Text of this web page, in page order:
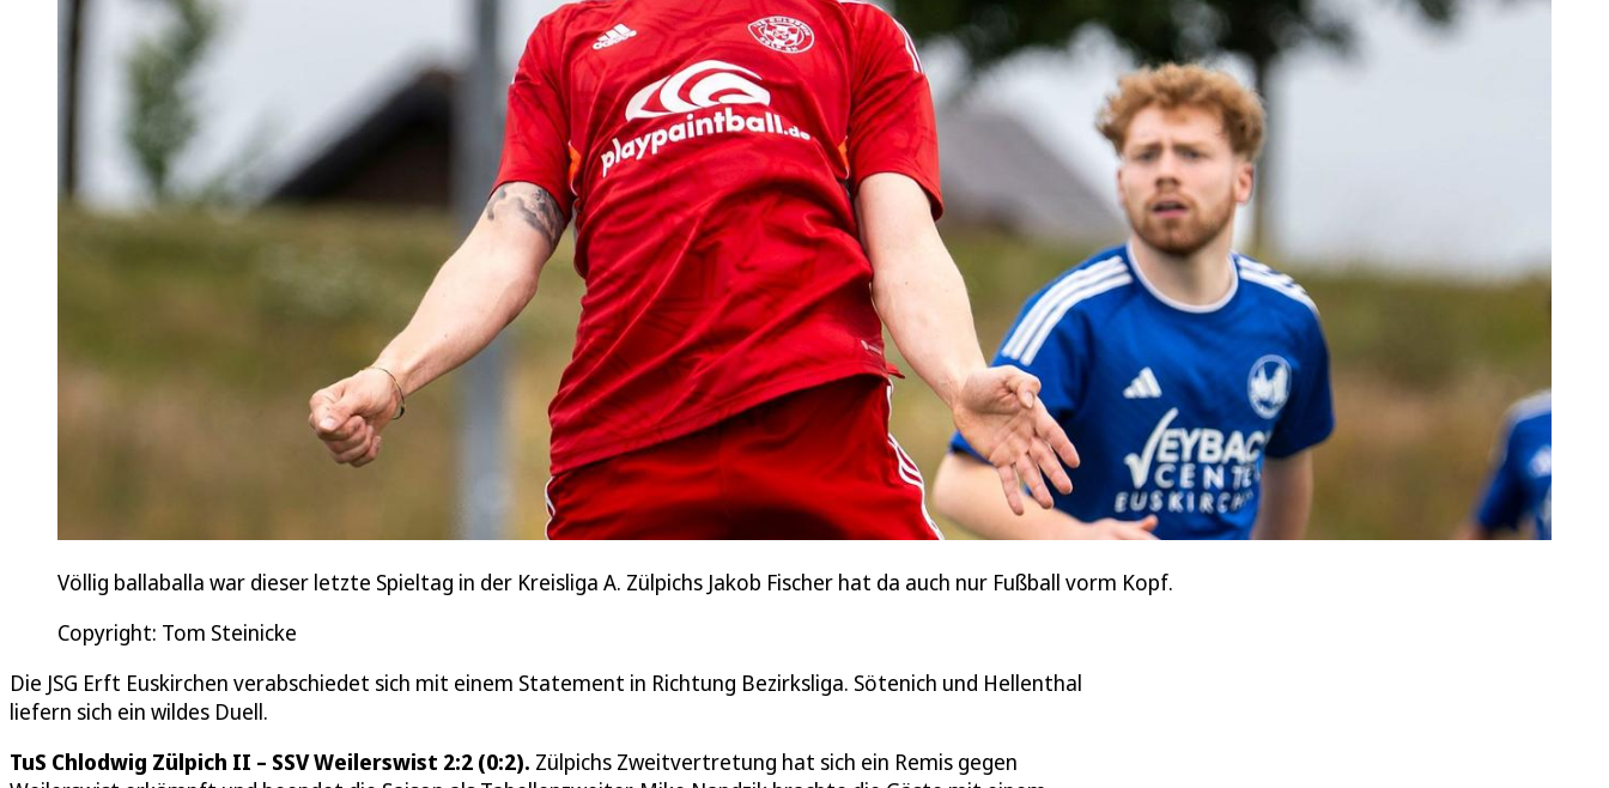
Völlig ballaballa war dieser letzte Spieltag in der Kreisliga A. Zülpichs Jakob Fischer hat da auch nur Fußball vorm Kopf.
Copyright: Tom Steinicke
Die JSG Erft Euskirchen verabschiedet sich mit einem Statement in Richtung Bezirksliga. Sötenich und Hellenthal
liefern sich ein wildes Duell.
TuS Chlodwig Zülpich II – SSV Weilerswist 2:2 (0:2). Zülpichs Zweitvertretung hat sich ein Remis gegen